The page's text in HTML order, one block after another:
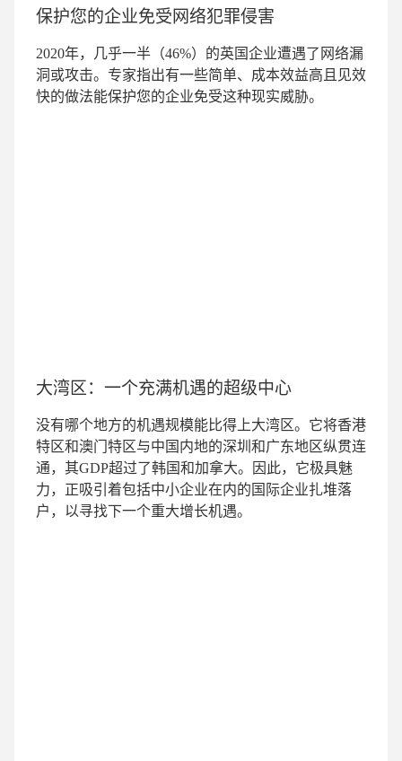
保护您的企业免受网络犯罪侵害
2020年，几乎一半（46%）的英国企业遭遇了网络漏
洞或攻击。专家指出有一些简单、成本效益高且见效
快的做法能保护您的企业免受这种现实威胁。
大湾区：一个充满机遇的超级中心
没有哪个地方的机遇规模能比得上大湾区。它将香港
特区和澳门特区与中国内地的深圳和广东地区纵贯连
通，其GDP超过了韩国和加拿大。因此，它极具魅
力，正吸引着包括中小企业在内的国际企业扎堆落
户，以寻找下一个重大增长机遇。